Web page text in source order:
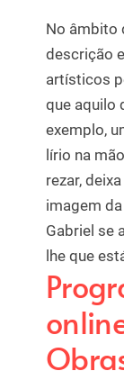
No âmbito
descrição
artísticos
que aquilo
exemplo,
lírio na
rezar,
imagem
Gabriel se
lhe que